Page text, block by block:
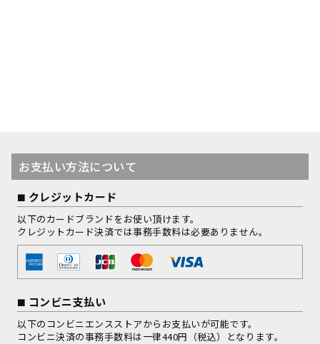
お支払い方法について
クレジットカード
以下のカードブランドをお使い頂けます。
クレジットカード決済では事務手数料は必要ありません。
コンビニ支払い
以下のコンビニエンスストアからお支払いが可能です。
コンビニ決済の事務手数料は一律440円（税込）となります。